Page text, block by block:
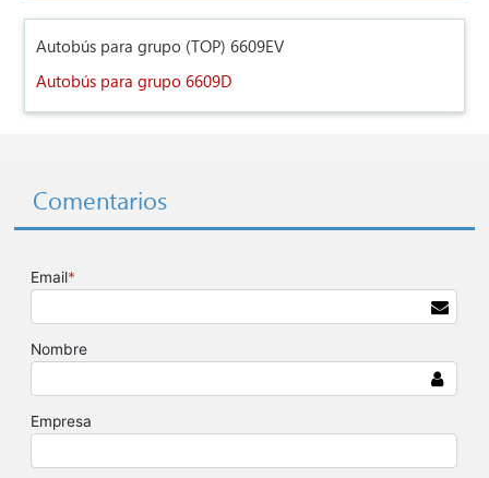
Autobús para grupo (TOP) 6609EV
Autobús para grupo 6609D
Comentarios